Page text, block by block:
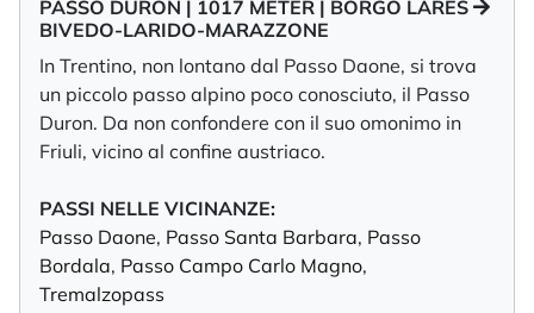
PASSO DURON | 1017 METER | BORGO LARES
BIVEDO-LARIDO-MARAZZONE
In Trentino, non lontano dal Passo Daone, si trova
un piccolo passo alpino poco conosciuto, il Passo
Duron. Da non confondere con il suo omonimo in
Friuli, vicino al confine austriaco.
PASSI NELLE VICINANZE:
Passo Daone, Passo Santa Barbara, Passo
Bordala, Passo Campo Carlo Magno,
Tremalzopass